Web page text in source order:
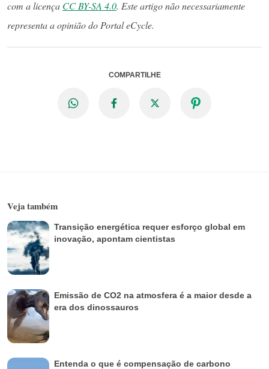
com a licença CC BY-SA 4.0. Este artigo não necessariamente
representa a opinião do Portal eCycle.
COMPARTILHE
Veja também
Transição energética requer esforço global em
inovação, apontam cientistas
Emissão de CO2 na atmosfera é a maior desde a
era dos dinossauros
Entenda o que é compensação de carbono